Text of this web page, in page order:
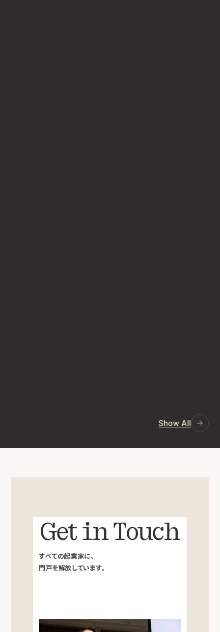
Show All
Get in Touch
すべての起業家に、
門戸を解放しています。